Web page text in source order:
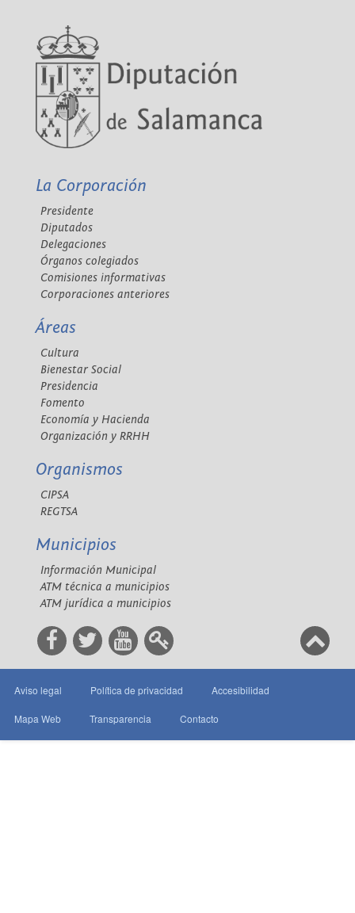
La Corporación
Presidente
Diputados
Delegaciones
Órganos colegiados
Comisiones informativas
Corporaciones anteriores
Áreas
Cultura
Bienestar Social
Presidencia
Fomento
Economía y Hacienda
Organización y RRHH
Organismos
CIPSA
REGTSA
Municipios
Información Municipal
ATM técnica a municipios
ATM jurídica a municipios
Aviso legal Política de privacidad Accesibilidad
Mapa Web Transparencia Contacto